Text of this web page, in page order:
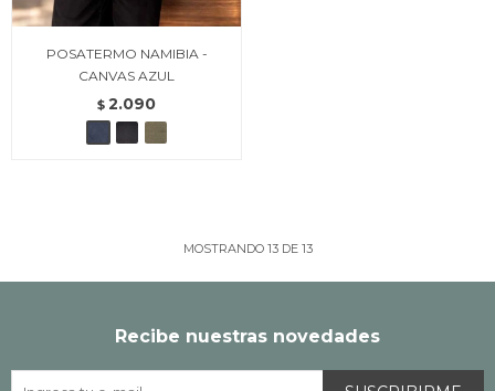
POSATERMO NAMIBIA -
CANVAS AZUL
$ 2.090
MOSTRANDO 13DE 13
Recibe nuestras novedades